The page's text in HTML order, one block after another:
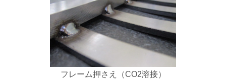
フレーム押さえ（CO2溶接）